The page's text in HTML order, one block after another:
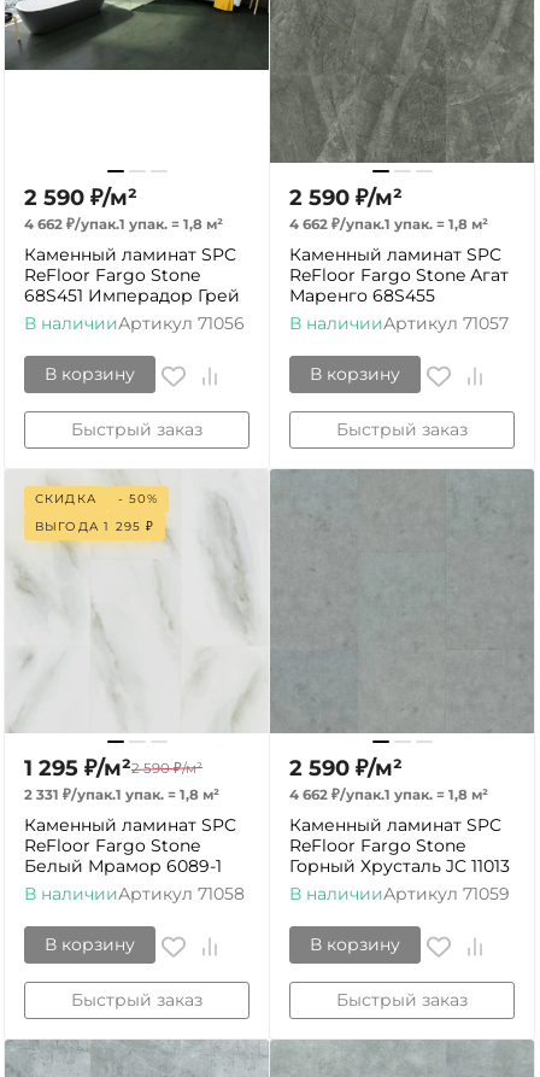
2 590 ₽/м²
4 662 ₽/упак.1 упак. = 1,8 м²
Каменный ламинат SPC
ReFloor Fargo Stone
68S451 Имперадор Грей
В наличииАртикул 71056
В корзину
Быстрый заказ
2 590 ₽/м²
4 662 ₽/упак.1 упак. = 1,8 м²
Каменный ламинат SPC
ReFloor Fargo Stone Агат
Маренго 68S455
В наличииАртикул 71057
В корзину
Быстрый заказ
СКИДКА
- 50%
ВЫГОДА1 295 ₽
1 295 ₽/м²2 590 ₽/м²
2 331 ₽/упак.1 упак. = 1,8 м²
Каменный ламинат SPC
ReFloor Fargo Stone
Белый Мрамор 6089-1
В наличииАртикул 71058
В корзину
Быстрый заказ
2 590 ₽/м²
4 662 ₽/упак.1 упак. = 1,8 м²
Каменный ламинат SPC
ReFloor Fargo Stone
Горный Хрусталь JC 11013
В наличииАртикул 71059
В корзину
Быстрый заказ